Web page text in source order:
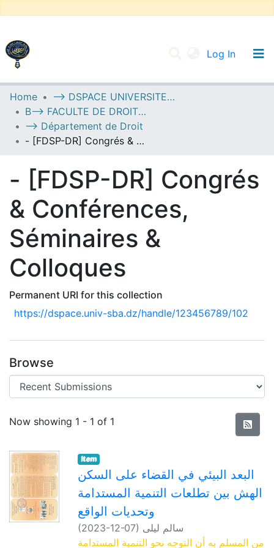
Log In
UNIVERSITY OF D.L SIDI BEL ABBES
Communities & Collections
All of DSpace
Home
--> DSPACE UNIVERSITE DJILALLI LIABES DE SIDI BEL ABBES
B--> FACULTE DE DROIT ET SCIENCES POLITIQUES
--> Département de Droit
- [FDSP-DR] Congrés & Conférences, Séminaires & Colloques
- [FDSP-DR] Congrés
& Conférences,
Séminaires &
Colloques
Permanent URI for this collection
https://dspace.univ-sba.dz/handle/123456789/102
Browse
Recent Submissions
Now showing 1 - 1 of 1
Item
البعد البيئي في القضاء على السكن
الهش بين تطلعات التنمية المستدامة
وتحديات الواقع
(2023-12-07) سالم ليلى
من المسلم به أن التوجه نحو التنمية المستدامة